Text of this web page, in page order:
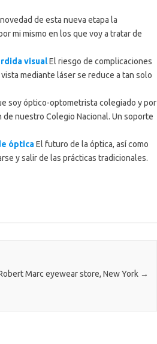
de esta nueva etapa la
mi mismo en los que voy a tratar de
visual El riesgo de complicaciones
mediante láser se reduce a tan solo
soy óptico-optometrista colegiado y por
nuestro Colegio Nacional. Un soporte
óptica El futuro de la óptica, así como
y salir de las prácticas tradicionales.
Marc eyewear store, New York →